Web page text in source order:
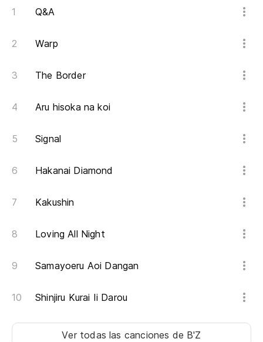
Q&A
Warp
The Border
Aru hisoka na koi
Signal
Hakanai Diamond
Kakushin
Loving All Night
Samayoeru Aoi Dangan
Shinjiru Kurai Ii Darou
Ver todas las canciones de B'Z